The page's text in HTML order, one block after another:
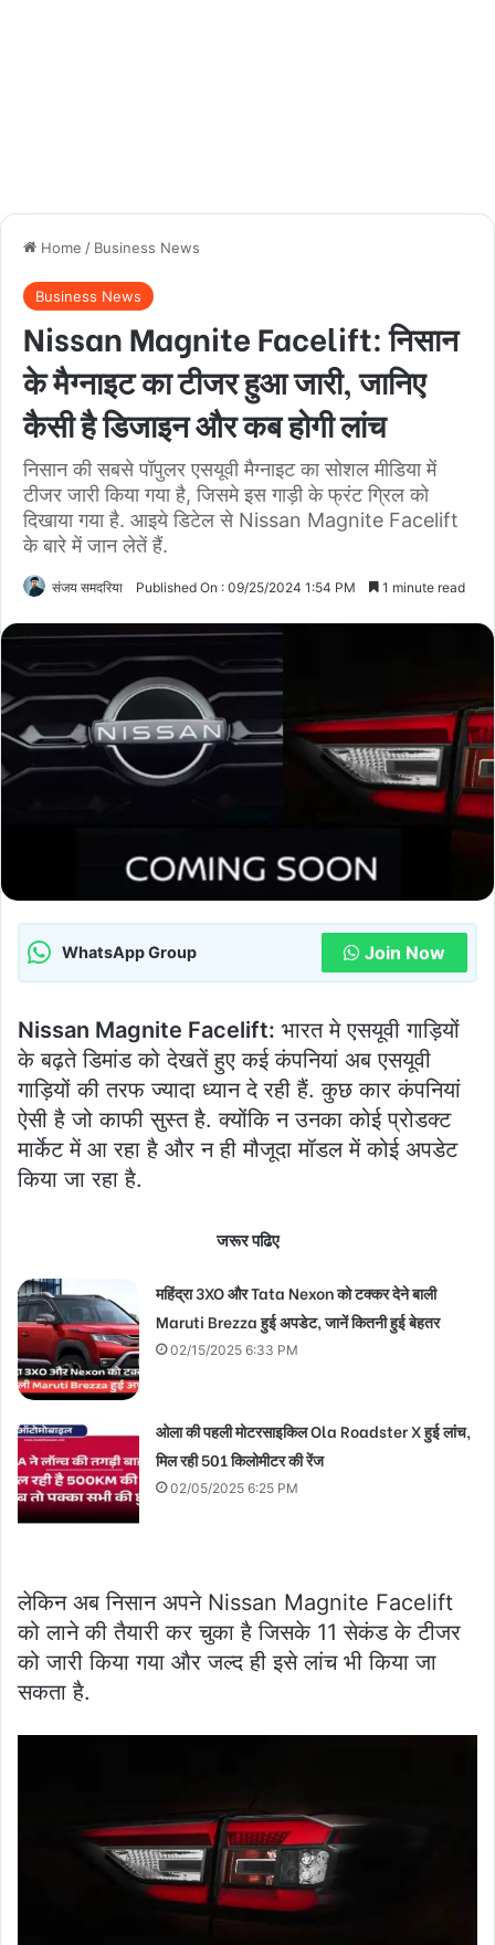
Home / Business News
Business News
Nissan Magnite Facelift: निसान
के मैग्नाइट का टीजर हुआ जारी, जानिए
कैसी है डिजाइन और कब होगी लांच
निसान की सबसे पॉपुलर एसयूवी मैग्नाइट का सोशल मीडिया में
टीजर जारी किया गया है, जिसमे इस गाड़ी के फ्रंट ग्रिल को
दिखाया गया है. आइये डिटेल से Nissan Magnite Facelift
के बारे में जान लेतें हैं.
संजय समदरिया Published On : 09/25/2024 1:54 PM 1 minute read
WhatsApp Group Join Now
Nissan Magnite Facelift: भारत मे एसयूवी गाड़ियों
के बढ़ते डिमांड को देखतें हुए कई कंपनियां अब एसयूवी
गाड़ियों की तरफ ज्यादा ध्यान दे रही हैं. कुछ कार कंपनियां
ऐसी है जो काफी सुस्त है. क्योंकि न उनका कोई प्रोडक्ट
मार्केट में आ रहा है और न ही मौजूदा मॉडल में कोई अपडेट
किया जा रहा है.
जरूर पढिए
महिंद्रा 3XO और Tata Nexon को टक्कर देने बाली
Maruti Brezza हुई अपडेट, जानें कितनी हुई बेहतर
02/15/2025 6:33 PM
ओला की पहली मोटरसाइकिल Ola Roadster X हुई लांच,
मिल रही 501 किलोमीटर की रेंज
02/05/2025 6:25 PM
लेकिन अब निसान अपने Nissan Magnite Facelift
को लाने की तैयारी कर चुका है जिसके 11 सेकंड के टीजर
को जारी किया गया और जल्द ही इसे लांच भी किया जा
सकता है.